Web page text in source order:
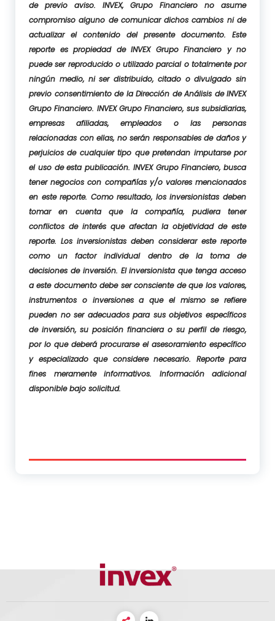
de previo aviso. INVEX, Grupo Financiero no asume
compromiso alguno de comunicar dichos cambios ni de
actualizar el contenido del presente documento. Este
reporte es propiedad de INVEX Grupo Financiero y no
puede ser reproducido o utilizado parcial o totalmente por
ningún medio, ni ser distribuido, citado o divulgado sin
previo consentimiento de la Dirección de Análisis de INVEX
Grupo Financiero. INVEX Grupo Financiero, sus subsidiarias,
empresas afiliadas, empleados o las personas
relacionadas con ellas, no serán responsables de daños y
perjuicios de cualquier tipo que pretendan imputarse por
el uso de esta publicación. INVEX Grupo Financiero, busca
tener negocios con compañías y/o valores mencionados
en este reporte. Como resultado, los inversionistas deben
tomar en cuenta que la compañía, pudiera tener
conflictos de interés que afectan la objetividad de este
reporte. Los inversionistas deben considerar este reporte
como un factor individual dentro de la toma de
decisiones de inversión. El inversionista que tenga acceso
a este documento debe ser consciente de que los valores,
instrumentos o inversiones a que el mismo se refiere
pueden no ser adecuados para sus objetivos específicos
de inversión, su posición financiera o su perfil de riesgo,
por lo que deberá procurarse el asesoramiento específico
y especializado que considere necesario. Reporte para
fines meramente informativos. Información adicional
disponible bajo solicitud.